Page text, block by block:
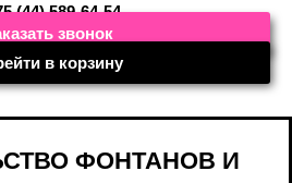
(44) 589-64-54
звонок
в корзину
ФОНТАНОВ И